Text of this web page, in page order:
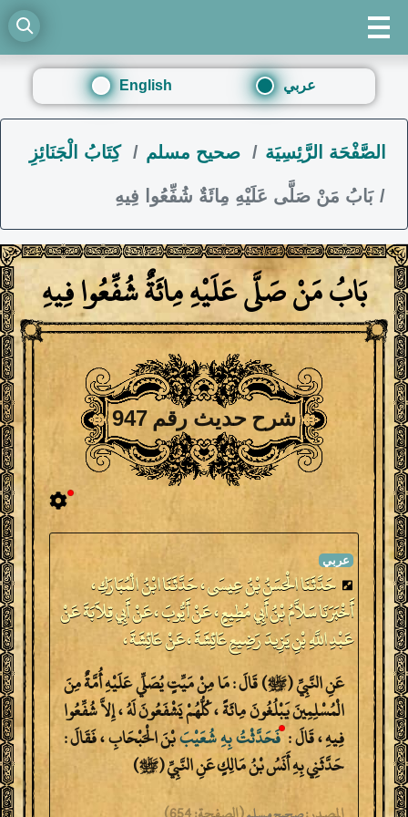
English عربي
الصَّفْحَة الرَّئِسِيَة صحيح مسلم كِتَابُ الْجَنَائِزِ
بَابُ مَنْ صَلَّى عَلَيْهِ مِائَةٌ شُفِّعُوا فِيهِ
بَابُ مَنْ صَلَّى عَلَيْهِ مِائَةٌ شُفِّعُوا فِيهِ
شرح حديث رقم 947
حَدَّثَنَا الْحَسَنُ بْنُ عِيسَى ، حَدَّثَنَا ابْنُ الْمُبَارَكِ ،
أَخْبَرَنَا سَلاَّمُ بْنُ أَبِي مُطِيعٍ ، عَنْ أَيُّوبَ ، عَنْ أَبِي قِلاَبَةَ عَنْ
عَبْدِ اللَّهِ بْنِ يَزِيدَ رَضِيعِ عَائِشَةَ ، عَنْ عَائِشَةَ ،
عَنِ النَّبِيِّ (ﷺ) قَالَ : مَا مِنْ مَيِّتٍ يُصَلِّي عَلَيْهِ أُمَّةٌ مِنَ
الْمُسْلِمِينَ يَبْلُغُونَ مِائَةً ، كُلُّهُمْ يَشْفَعُونَ لَهُ ، إِلاَّ شُفِّعُوا
فِيهِ ، قَالَ :فَحَدَّثْتُبِهِشُعَيْبَبْنَ الْحَبْحَابِ ، فَقَالَ :
حَدَّثَنِي بِهِ أَنَسُ بْنُ مَالِكٍ عَنِ النَّبِيِّ (ﷺ)